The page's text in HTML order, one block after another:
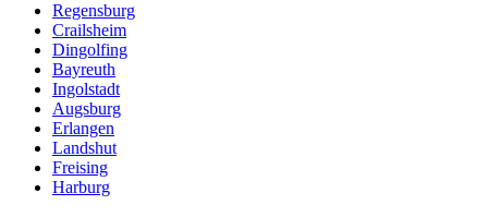
Regensburg
Crailsheim
Dingolfing
Bayreuth
Ingolstadt
Augsburg
Erlangen
Landshut
Freising
Harburg